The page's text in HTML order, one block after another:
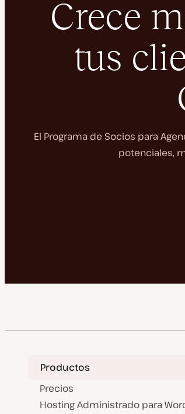
Crece
tus
El Programa de Socios para
potenciales,
Productos
Precios
Hosting Administrado para